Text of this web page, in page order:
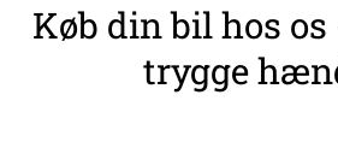
Køb din bil hos os
trygge